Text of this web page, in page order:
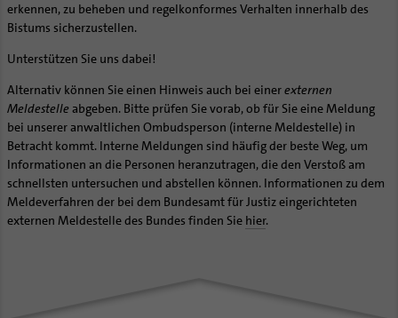
erkennen, zu beheben und regelkonformes Verhalten innerhalb des
Bistums sicherzustellen.
Unterstützen Sie uns dabei!
Alternativ können Sie einen Hinweis auch bei einerexternen
Meldestelleabgeben. Bitte prüfen Sie vorab, ob für Sie eine Meldung
bei unserer anwaltlichen Ombudsperson (interne Meldestelle) in
Betracht kommt. Interne Meldungen sind häufig der beste Weg, um
Informationen an die Personen heranzutragen, die den Verstoß am
schnellsten untersuchen und abstellen können. Informationen zu dem
Meldeverfahren der bei dem Bundesamt für Justiz eingerichteten
externen Meldestelle des Bundes finden Sie hier.